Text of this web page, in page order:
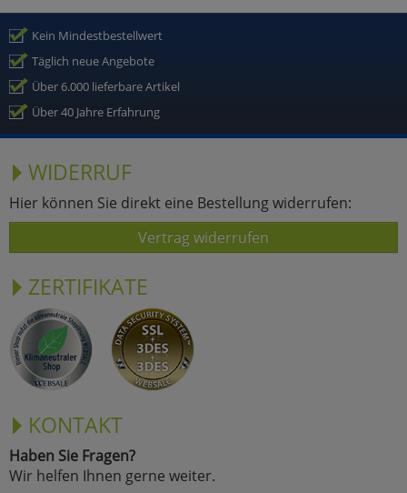
Kein Mindestbestellwert
Täglich neue Angebote
Über 6.000 lieferbare Artikel
Über 40 Jahre Erfahrung
WIDERRUF
Hier können Sie direkt eine Bestellung widerrufen:
Vertrag widerrufen
ZERTIFIKATE
KONTAKT
Haben Sie Fragen?
Wir helfen Ihnen gerne weiter.